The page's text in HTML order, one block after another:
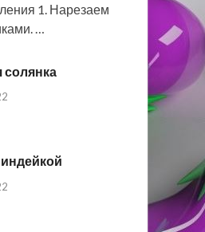
1. Нарезаем
…